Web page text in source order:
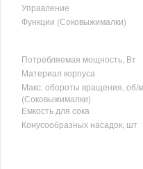
Управление
Функции (Соковыжималки)
Потребляемая мощность, Вт
Материал корпуса
Макс. обороты вращения, об/
(Соковыжималки)
Емкость для сока
Конусообразных насадок, шт